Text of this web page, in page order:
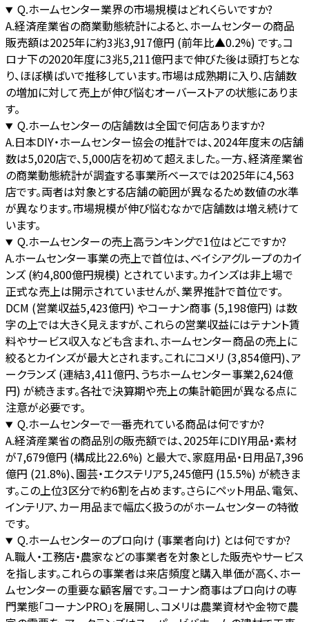
Q.ホームセンター業界の市場規模はどれくらいですか?
A.経済産業省の商業動態統計によると、ホームセンターの商品
販売額は2025年に約3兆3,917億円 (前年比▲0.2%) です。コ
ロナ下の2020年度に3兆5,211億円まで伸びた後は頭打ちとな
り、ほぼ横ばいで推移しています。市場は成熟期に入り、店舗数
の増加に対して売上が伸び悩むオーバーストアの状態にありま
す。
Q.ホームセンターの店舗数は全国で何店ありますか?
A.日本DIY・ホームセンター協会の推計では、2024年度末の店舗
数は5,020店で、5,000店を初めて超えました。一方、経済産業省
の商業動態統計が調査する事業所ベースでは2025年に4,563
店です。両者は対象とする店舗の範囲が異なるため数値の水準
が異なります。市場規模が伸び悩むなかで店舗数は増え続けて
います。
Q.ホームセンターの売上高ランキングで1位はどこですか?
A.ホームセンター事業の売上で首位は、ベイシアグループのカイ
ンズ (約4,800億円規模) とされています。カインズは非上場で
正式な売上は開示されていませんが、業界推計で首位です。
DCM (営業収益5,423億円) やコーナン商事 (5,198億円) は数
字の上では大きく見えますが、これらの営業収益にはテナント賃
料やサービス収入なども含まれ、ホームセンター商品の売上に
絞るとカインズが最大とされます。これにコメリ (3,854億円)、ア
ークランズ (連結3,411億円、うちホームセンター事業2,624億
円) が続きます。各社で決算期や売上の集計範囲が異なる点に
注意が必要です。
Q.ホームセンターで一番売れている商品は何ですか?
A.経済産業省の商品別の販売額では、2025年にDIY用品・素材
が7,679億円 (構成比22.6%) と最大で、家庭用品・日用品7,396
億円 (21.8%)、園芸・エクステリア5,245億円 (15.5%) が続きま
す。この上位3区分で約6割を占めます。さらにペット用品、電気、
インテリア、カー用品まで幅広く扱うのがホームセンターの特徴
です。
Q.ホームセンターのプロ向け (事業者向け) とは何ですか?
A.職人・工務店・農家などの事業者を対象とした販売やサービス
を指します。これらの事業者は来店頻度と購入単価が高く、ホー
ムセンターの重要な顧客層です。コーナン商事はプロ向けの専
門業態「コーナンPRO」を展開し、コメリは農業資材や金物で農